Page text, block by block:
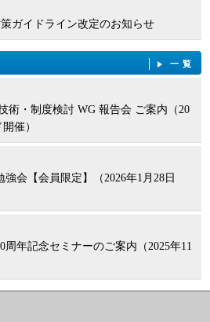
ガイドライン改定のお知らせ
一覧
術・制度検討 WG 報告会 ご案内（20
催）
強会【会員限定】（2026年1月28日
周年記念セミナーのご案内（2025年11